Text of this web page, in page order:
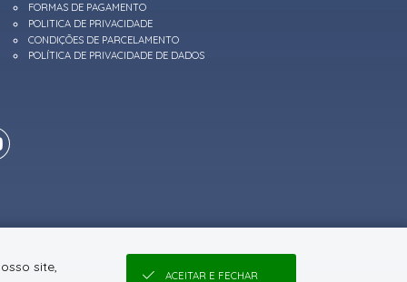
FORMAS DE PAGAMENTO
POLITICA DE PRIVACIDADE
CONDIÇÕES DE PARCELAMENTO
POLÍTICA DE PRIVACIDADE DE DADOS
site,
ACEITAR E FECHAR